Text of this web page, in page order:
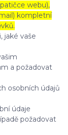
webu),
kompletní
jaké vaše
a požadovat
osobních údajů
údaje
požadovat